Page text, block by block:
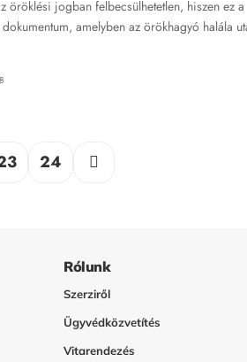
öröklési jogban felbecsülhetetlen, hiszen ez a
amelyben az örökhagyó halála
24
Rólunk
Szerziről
Ügyvédközvetítés
Vitarendezés